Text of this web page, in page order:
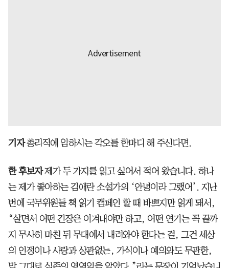
기자총리직에 임하시는 각오를 한마디 해 주신다면.
한 후보자제가 두 가지를 읽고 싶어서 적어 왔습니다. 하나
는 제가 좋아하는 김애란 소설가의 ‘안녕이라 그랬어’. 지난
번에 국무위원들 책 읽기 캠페인 할 때 바쁘지만 읽게 돼서,
“살면서 어떤 긴장은 이겨내야만 하고, 어떤 연기는 꼭 끝까
지 무사히 마친 뒤 무대에서 내려와야 한다는 걸, 그건 세상
의 인정이나 사랑과 상관없는, 가식이나 예의와도 무관한,